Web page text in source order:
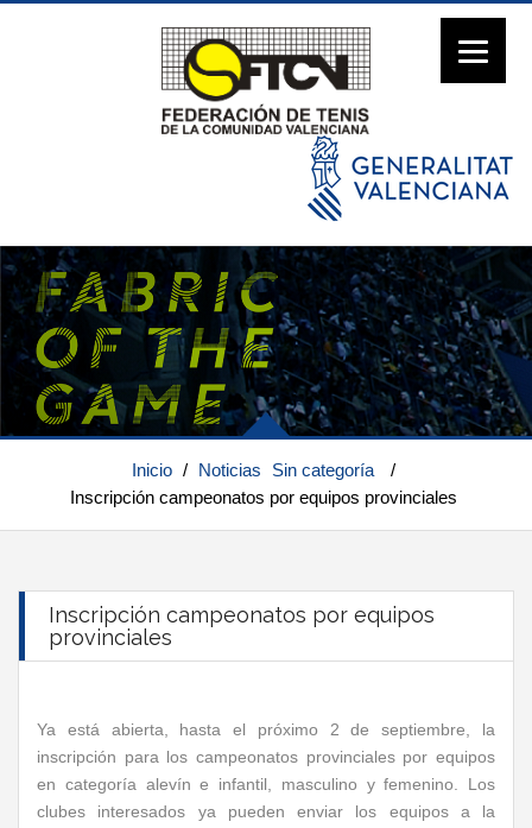
Inicio / Noticias Sin categoría
/
Inscripción campeonatos por equipos provinciales
Inscripción campeonatos por equipos
provinciales
Ya está abierta, hasta el próximo 2 de septiembre, la
inscripción para los campeonatos provinciales por equipos
en categoría alevín e infantil, masculino y femenino. Los
clubes interesados ya pueden enviar los equipos a la